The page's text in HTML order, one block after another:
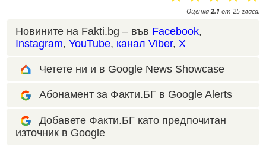
Оценка2.1 от 25 гласа.
Новините на Fakti.bg – във Facebook,
Instagram, YouTube, канал Viber, X
Четете ни и в Google News Showcase
Абонамент за Факти.БГ в Google Alerts
Добавете Факти.БГ като предпочитан
източник в Google